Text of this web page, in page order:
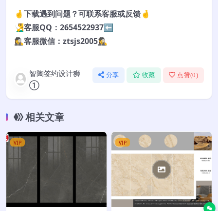
🤞下载遇到问题？可联系客服或反馈🤞
🧏‍♂️客服QQ：2654522937⬅️
🕵️‍♀️客服微信：ztsjs2005🕵️‍♀️
智陶签约设计狮
①
分享 收藏 点赞(0)
相关文章
VIP VIP